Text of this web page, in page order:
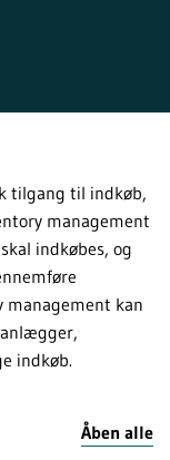
tilgang til indkøb,
management
indkøbes, og
management kan
indkøb.
Åben alle